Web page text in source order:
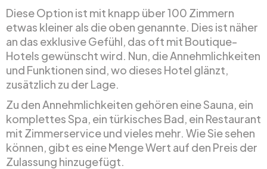
Diese Option ist mit knapp über 100 Zimmern
etwas kleiner als die oben genannte. Dies ist näher
an das exklusive Gefühl, das oft mit Boutique-
Hotels gewünscht wird. Nun, die Annehmlichkeiten
und Funktionen sind, wo dieses Hotel glänzt,
zusätzlich zu der Lage.
Zu den Annehmlichkeiten gehören eine Sauna, ein
komplettes Spa, ein türkisches Bad, ein Restaurant
mit Zimmerservice und vieles mehr. Wie Sie sehen
können, gibt es eine Menge Wert auf den Preis der
Zulassung hinzugefügt.